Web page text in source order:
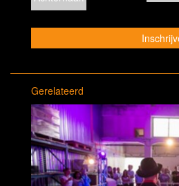
Gerelateerd